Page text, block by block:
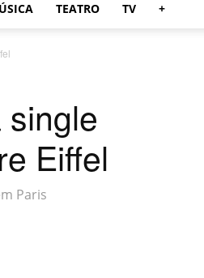
TEATRO TV +
Eiffel
Paris